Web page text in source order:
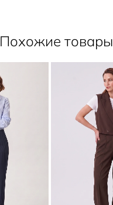
Похожие товары